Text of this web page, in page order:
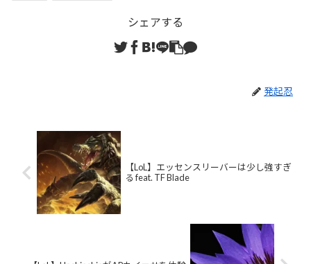
シェアする
発起忍
【LoL】エッセンスリーバーは少し強すぎ
る feat. TF Blade